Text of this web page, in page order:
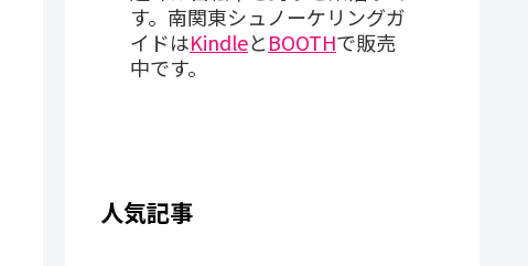
す。南関東シュノーケリングガ
イドはKindleとBOOTHで販売
中です。
人気記事